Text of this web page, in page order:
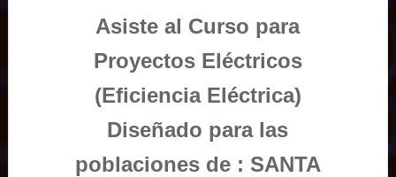
Asiste al Curso para
Proyectos Eléctricos
(Eficiencia Eléctrica)
Diseñado para las
poblaciones de : SANTA